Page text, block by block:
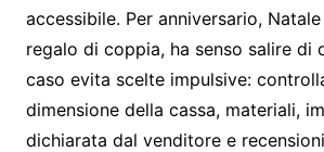
accessibile. Per anniversario,
regalo di coppia, ha senso salire di
caso evita scelte impulsive:
dimensione della cassa, materiali,
dichiarata dal venditore e